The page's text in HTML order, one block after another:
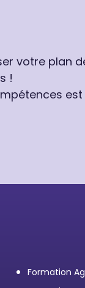
votre plan
!
est
Formation